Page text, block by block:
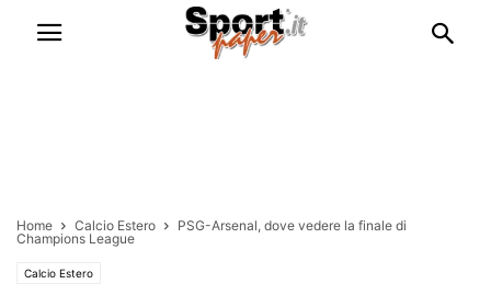
Home Calcio Estero
PSG-Arsenal, dove vedere la finale di
Champions League
Calcio Estero